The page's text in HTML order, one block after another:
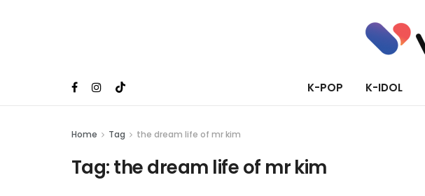
K-POP K-IDOL
Home Tag the dream life of mr kim
Tag:the dream life of mr kim